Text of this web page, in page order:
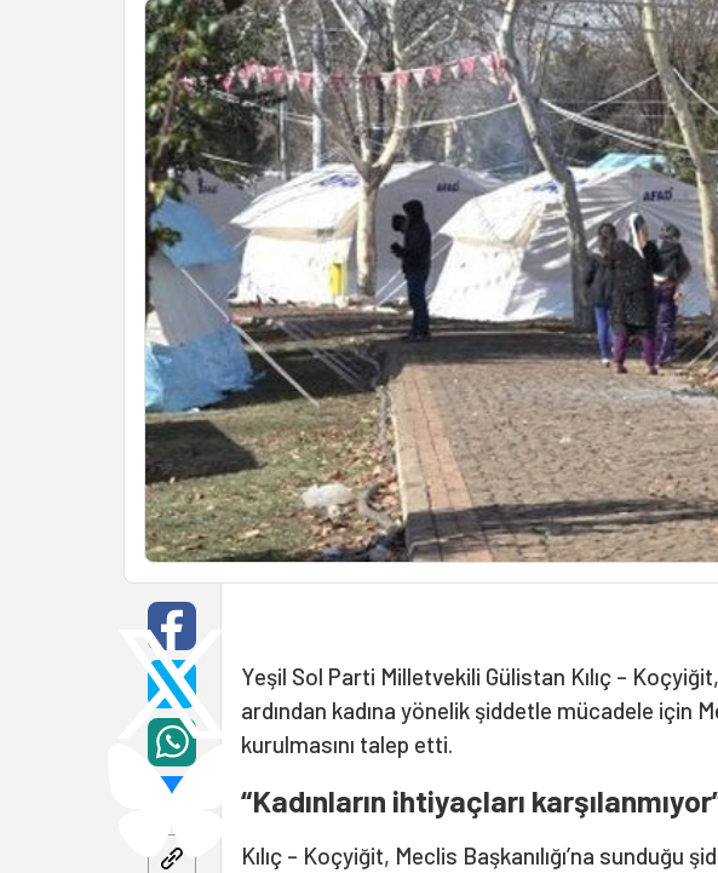
Yeşil Sol Parti Milletvekili Gülistan Kılıç –
ardından kadına yönelik şiddetle mücadele için
kurulmasını talep etti.
“Kadınların ihtiyaçları
Kılıç – Koçyiğit, Meclis Başkanılığı’na sunduğu